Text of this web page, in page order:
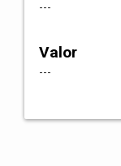
---
Valor
---